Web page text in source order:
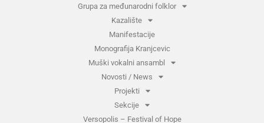
Grupa za međunarodni folklor
Kazalište
Manifestacije
Monografija Kranjcevic
Muški vokalni ansambl
Novosti / News
Projekti
Sekcije
Versopolis – Festival of Hope